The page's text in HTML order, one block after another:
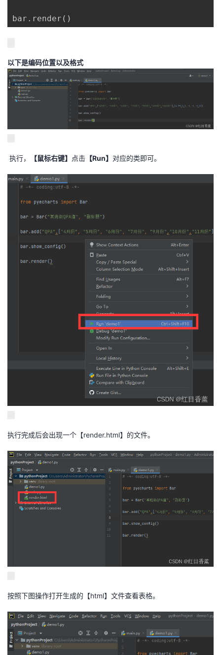
bar . render ( )
以下是编码位置以及格式
执行， 【鼠标右键】 点击 【Run】 对应的类即可。
执行完成后会出现一个【render.html】的文件。
按照下图操作打开生成的【html】文件查看表格。